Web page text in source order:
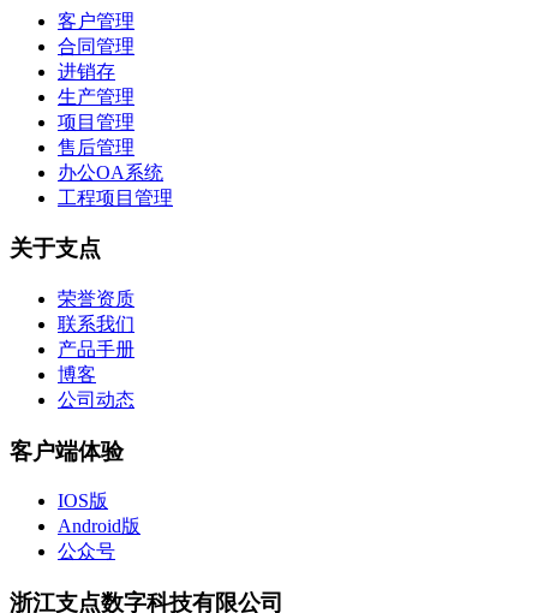
客户管理
合同管理
进销存
生产管理
项目管理
售后管理
办公OA系统
工程项目管理
关于支点
荣誉资质
联系我们
产品手册
博客
公司动态
客户端体验
IOS版
Android版
公众号
浙江支点数字科技有限公司